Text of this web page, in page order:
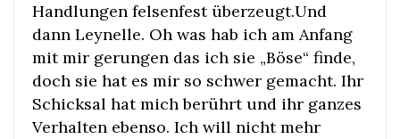
Handlungen felsenfest überzeugt.Und
dann Leynelle. Oh was hab ich am Anfang
mit mir gerungen das ich sie „Böse“ finde,
doch sie hat es mir so schwer gemacht. Ihr
Schicksal hat mich berührt und ihr ganzes
Verhalten ebenso. Ich will nicht mehr